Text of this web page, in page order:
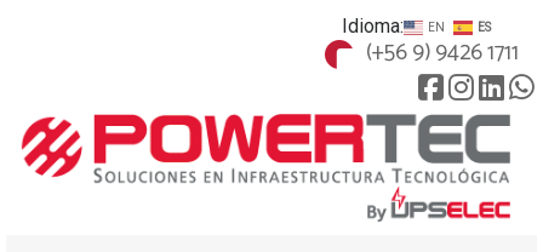
Idioma: EN ES
(+56 9) 9426 1711